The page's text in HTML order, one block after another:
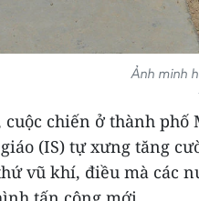
Ảnh minh
cuộc chiến ở thành
(IS) tự xưng tăng
vũ khí, điều mà các